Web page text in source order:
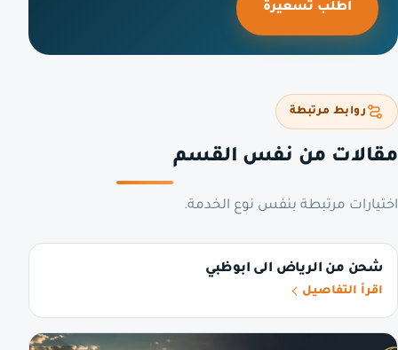
اطلب تسعيرة
روابط مرتبطة
مقالات من نفس القسم
اختيارات مرتبطة بنفس نوع الخدمة.
شحن من الرياض الى ابوظبي
اقرأ التفاصيل